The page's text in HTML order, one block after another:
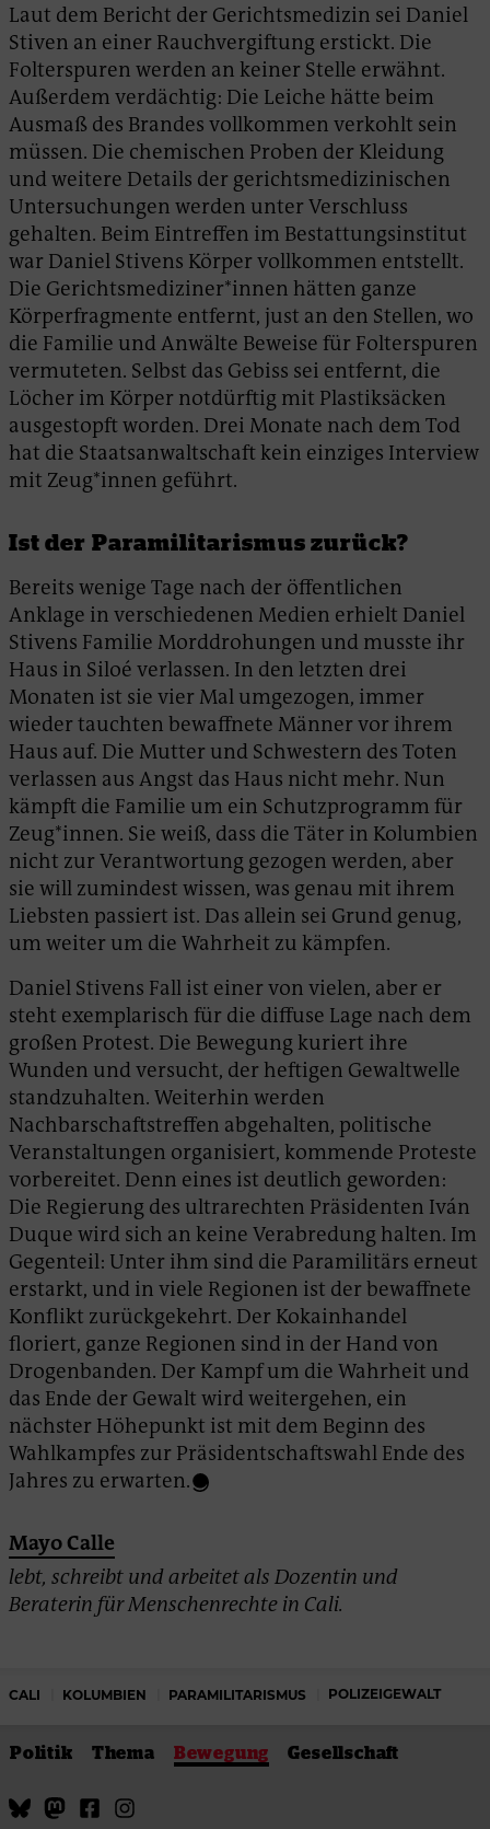
Laut dem Bericht der Gerichtsmedizin sei Daniel
Stiven an einer Rauchvergiftung erstickt. Die
Folterspuren werden an keiner Stelle erwähnt.
Außerdem verdächtig: Die Leiche hätte beim
Ausmaß des Brandes vollkommen verkohlt sein
müssen. Die chemischen Proben der Kleidung
und weitere Details der gerichtsmedizinischen
Untersuchungen werden unter Verschluss
gehalten. Beim Eintreffen im Bestattungsinstitut
war Daniel Stivens Körper vollkommen entstellt.
Die Gerichtsmediziner*innen hätten ganze
Körperfragmente entfernt, just an den Stellen, wo
die Familie und Anwälte Beweise für Folterspuren
vermuteten. Selbst das Gebiss sei entfernt, die
Löcher im Körper notdürftig mit Plastiksäcken
ausgestopft worden. Drei Monate nach dem Tod
hat die Staatsanwaltschaft kein einziges Interview
mit Zeug*innen geführt.
Ist der Paramilitarismus zurück?
Bereits wenige Tage nach der öffentlichen
Anklage in verschiedenen Medien erhielt Daniel
Stivens Familie Morddrohungen und musste ihr
Haus in Siloé verlassen. In den letzten drei
Monaten ist sie vier Mal umgezogen, immer
wieder tauchten bewaffnete Männer vor ihrem
Haus auf. Die Mutter und Schwestern des Toten
verlassen aus Angst das Haus nicht mehr. Nun
kämpft die Familie um ein Schutzprogramm für
Zeug*innen. Sie weiß, dass die Täter in Kolumbien
nicht zur Verantwortung gezogen werden, aber
sie will zumindest wissen, was genau mit ihrem
Liebsten passiert ist. Das allein sei Grund genug,
um weiter um die Wahrheit zu kämpfen.
Daniel Stivens Fall ist einer von vielen, aber er
steht exemplarisch für die diffuse Lage nach dem
großen Protest. Die Bewegung kuriert ihre
Wunden und versucht, der heftigen Gewaltwelle
standzuhalten. Weiterhin werden
Nachbarschaftstreffen abgehalten, politische
Veranstaltungen organisiert, kommende Proteste
vorbereitet. Denn eines ist deutlich geworden:
Die Regierung des ultrarechten Präsidenten Iván
Duque wird sich an keine Verabredung halten. Im
Gegenteil: Unter ihm sind die Paramilitärs erneut
erstarkt, und in viele Regionen ist der bewaffnete
Konflikt zurückgekehrt. Der Kokainhandel
floriert, ganze Regionen sind in der Hand von
Drogenbanden. Der Kampf um die Wahrheit und
das Ende der Gewalt wird weitergehen, ein
nächster Höhepunkt ist mit dem Beginn des
Wahlkampfes zur Präsidentschaftswahl Ende des
Jahres zu erwarten.
Mayo Calle
lebt, schreibt und arbeitet als Dozentin und
Beraterin für Menschenrechte in Cali.
CALI KOLUMBIEN PARAMILITARISMUS POLIZEIGEWALT
Politik Thema Bewegung Gesellschaft